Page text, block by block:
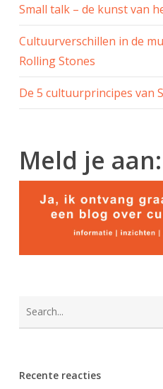
Small talk – de kunst van
Cultuurverschillen in de
Rolling Stones
De 5 cultuurprincipes van
Meld je aan:
Recente reacties